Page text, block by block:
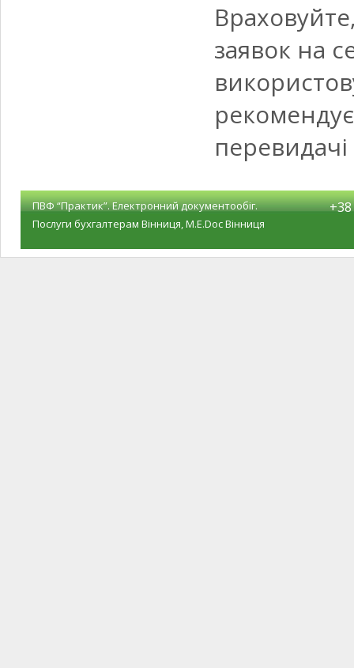
заявок на
перевидачі
ПВФ “Практик”. Електронний документообіг.
Послуги бухгалтерам Вінниця, M.E.Doc Вінниця